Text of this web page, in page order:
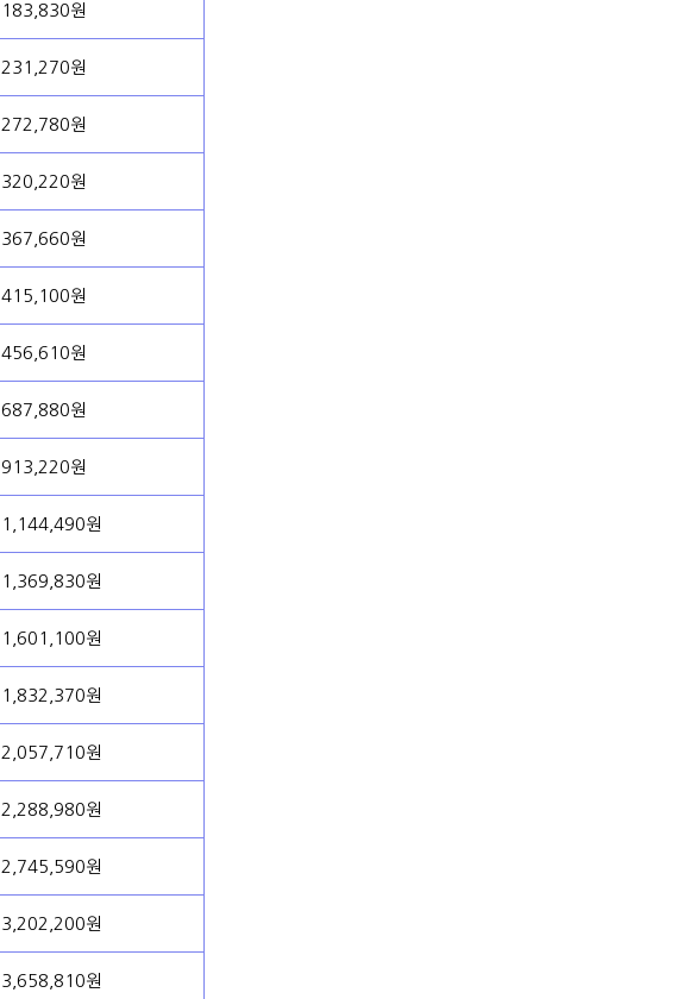
183,830원
231,270원
272,780원
320,220원
367,660원
415,100원
456,610원
687,880원
913,220원
1,144,490원
1,369,830원
1,601,100원
1,832,370원
2,057,710원
2,288,980원
2,745,590원
3,202,200원
3,658,810원